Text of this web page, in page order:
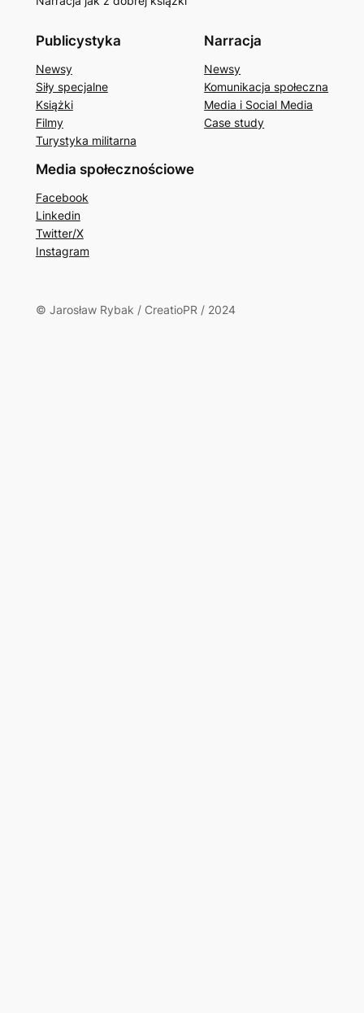
Publicystyka
Newsy
Siły specjalne
Książki
Filmy
Turystyka militarna
Narracja
Newsy
Komunikacja społeczna
Media i Social Media
Case study
Media społecznościowe
Facebook
Linkedin
Twitter/X
Instagram
© Jarosław Rybak / CreatioPR / 2024